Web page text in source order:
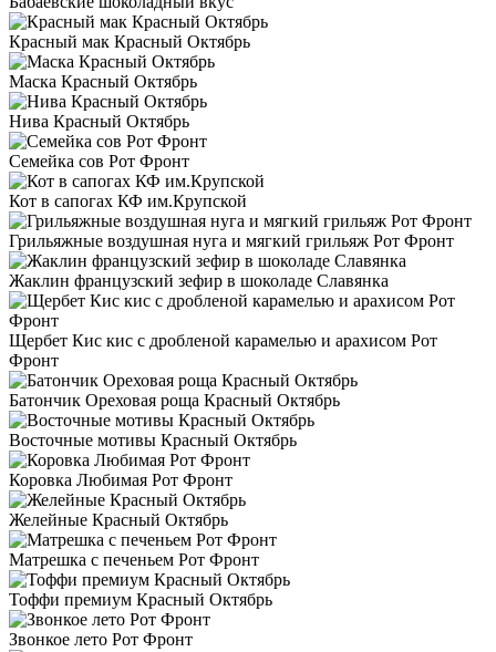
Красный мак Красный Октябрь
Маска Красный Октябрь
Нива Красный Октябрь
Семейка сов Рот Фронт
Кот в сапогах КФ им.Крупской
Грильяжные воздушная нуга и мягкий грильяж Рот Фронт
Жаклин французский зефир в шоколаде Славянка
Щербет Кис кис с дробленой карамелью и арахисом Рот
Фронт
Батончик Ореховая роща Красный Октябрь
Восточные мотивы Красный Октябрь
Коровка Любимая Рот Фронт
Желейные Красный Октябрь
Матрешка с печеньем Рот Фронт
Тоффи премиум Красный Октябрь
Звонкое лето Рот Фронт